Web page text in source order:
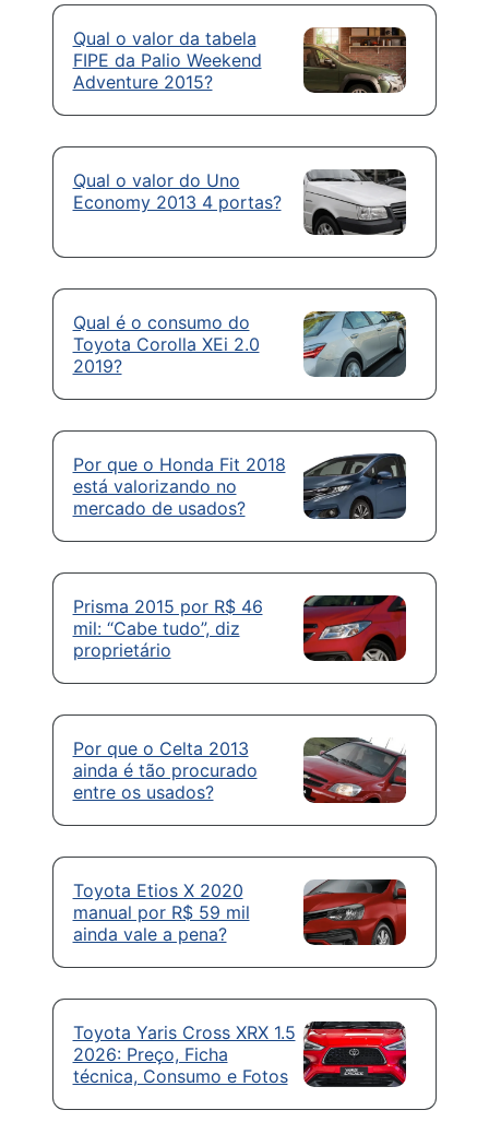
Qual o valor da tabela
FIPE da Palio Weekend
Adventure 2015?
Qual o valor do Uno
Economy 2013 4 portas?
Qual é o consumo do
Toyota Corolla XEi 2.0
2019?
Por que o Honda Fit 2018
está valorizando no
mercado de usados?
Prisma 2015 por R$ 46
mil: “Cabe tudo”, diz
proprietário
Por que o Celta 2013
ainda é tão procurado
entre os usados?
Toyota Etios X 2020
manual por R$ 59 mil
ainda vale a pena?
Toyota Yaris Cross XRX 1.5
2026: Preço, Ficha
técnica, Consumo e Fotos